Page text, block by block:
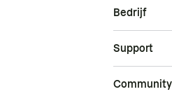
Bedrijf
Support
Community